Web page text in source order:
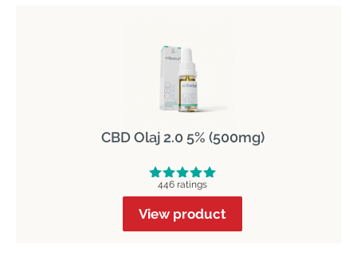
CBD Olaj 2.0 5% (500mg)
446 ratings
View product